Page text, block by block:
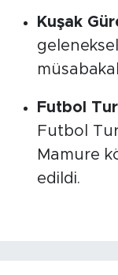
Kuşak
Futbol
Futbol
Mamure
edildi.